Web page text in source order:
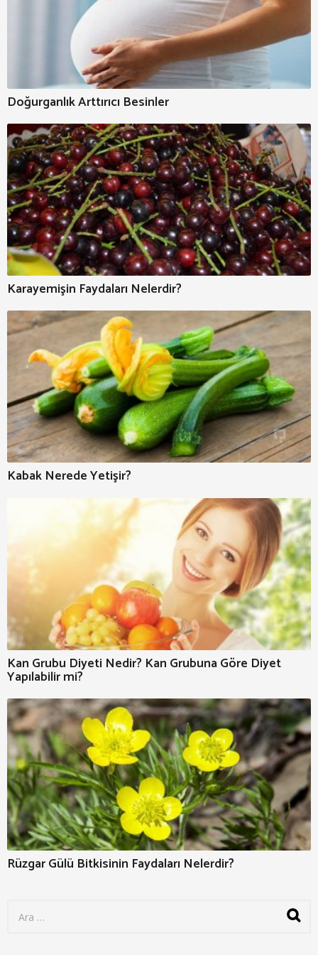
Doğurganlık Arttırıcı Besinler
Karayemişin Faydaları Nelerdir?
Kabak Nerede Yetişir?
Kan Grubu Diyeti Nedir? Kan Grubuna Göre Diyet
Yapılabilir mi?
Rüzgar Gülü Bitkisinin Faydaları Nelerdir?